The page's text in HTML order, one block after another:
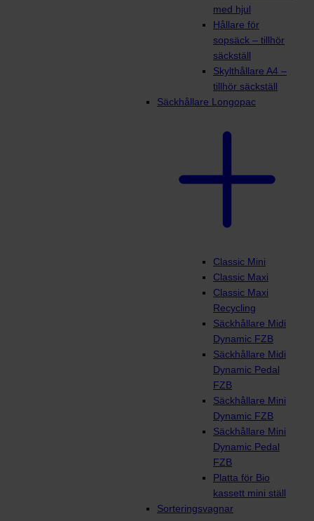
med hjul
Hållare för
sopsäck – tillhör
säckställ
Skylthållare A4 –
tillhör säckställ
Säckhållare Longopac
Classic Mini
Classic Maxi
Classic Maxi
Recycling
Säckhållare Midi
Dynamic FZB
Säckhållare Midi
Dynamic Pedal
FZB
Säckhållare Mini
Dynamic FZB
Säckhållare Mini
Dynamic Pedal
FZB
Platta för Bio
kassett mini ställ
Sorteringsvagnar